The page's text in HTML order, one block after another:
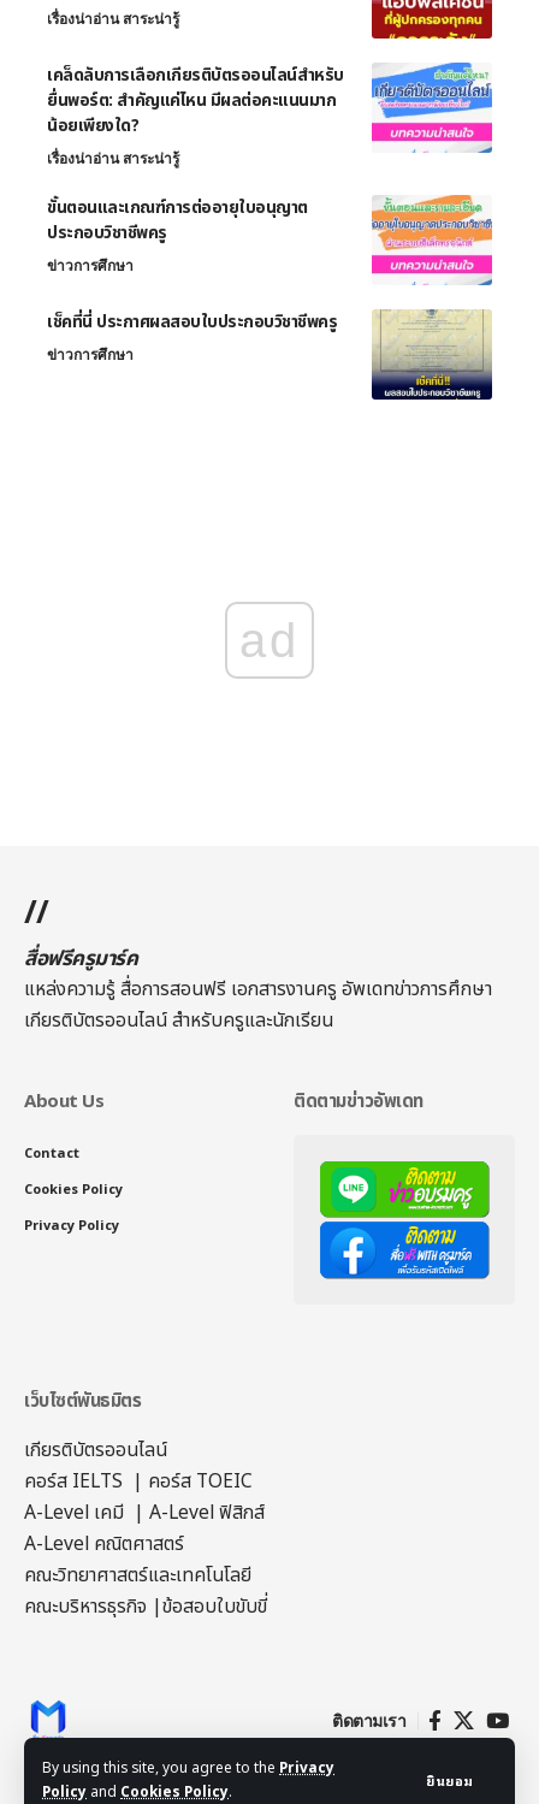
By using this site, you agree to the Privacy
Policy and Cookies Policy.
ยินยอม
เรื่องน่าอ่าน สาระน่ารู้
เคล็ดลับการเลือกเกียรติบัตรออนไลน์สำหรับ
ยื่นพอร์ต: สำคัญแค่ไหน มีผลต่อคะแนนมาก
น้อยเพียงใด?
เรื่องน่าอ่าน สาระน่ารู้
ขั้นตอนและเกณฑ์การต่ออายุใบอนุญาต
ประกอบวิชาชีพครู
ข่าวการศึกษา
เช็คที่นี่ ประกาศผลสอบใบประกอบวิชาชีพครู
ข่าวการศึกษา
ad
//
สื่อฟรีครูมาร์ค
แหล่งความรู้ สื่อการสอนฟรี เอกสารงานครู อัพเดทข่าวการศึกษา
เกียรติบัตรออนไลน์สำหรับครูและนักเรียน
About Us
Contact
Cookies Policy
Privacy Policy
ติดตามข่าวอัพเดท
เว็บไซต์พันธมิตร
เกียรติบัตรออนไลน์
คอร์ส IELTS | คอร์ส TOEIC
A-Level เคมี | A-Level ฟิสิกส์
A-Level คณิตศาสตร์
คณะวิทยาศาสตร์และเทคโนโลยี
คณะบริหารธุรกิจ |ข้อสอบใบขับขี่
ติดตามเรา
© 2023-2026 สื่อฟรีครูมาร์ค All Rights Reserved.